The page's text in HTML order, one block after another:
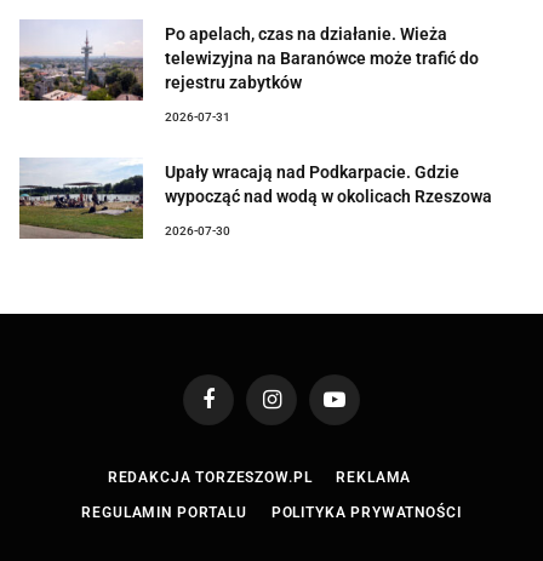
Po apelach, czas na działanie. Wieża
telewizyjna na Baranówce może trafić do
rejestru zabytków
2026-07-31
Upały wracają nad Podkarpacie. Gdzie
wypocząć nad wodą w okolicach Rzeszowa
2026-07-30
FacebookInstagramYouTube
REDAKCJA TORZESZOW.PL REKLAMA
REGULAMIN PORTALU POLITYKA PRYWATNOŚCI